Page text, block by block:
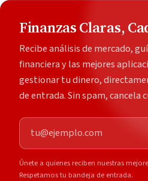
Finanzas Claras,
Recibe análisis de mercado,
financiera y las mejores
gestionar tu dinero,
de entrada. Sin spam, cancela
Correo electrónico
Únete a quienes reciben nuestras
Respetamos tu bandeja de entrada.